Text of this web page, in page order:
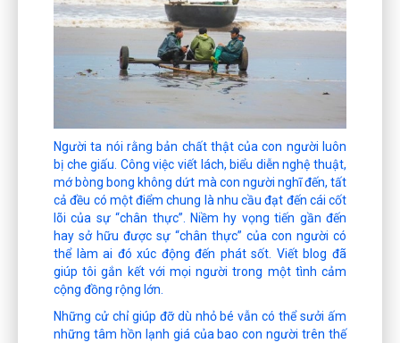
Người ta nói rằng bản chất thật của con người luôn
bị che giấu. Công việc viết lách, biểu diễn nghệ thuật,
mớ bòng bong không dứt mà con người nghĩ đến, tất
cả đều có một điểm chung là nhu cầu đạt đến cái cốt
lõi của sự “chân thực”. Niềm hy vọng tiến gần đến
hay sở hữu được sự “chân thực” của con người có
thể làm ai đó xúc động đến phát sốt. Viết blog đã
giúp tôi gắn kết với mọi người trong một tình cảm
cộng đồng rộng lớn.
Những cử chỉ giúp đỡ dù nhỏ bé vẫn có thể sưởi ấm
những tâm hồn lạnh giá của bao con người trên thế